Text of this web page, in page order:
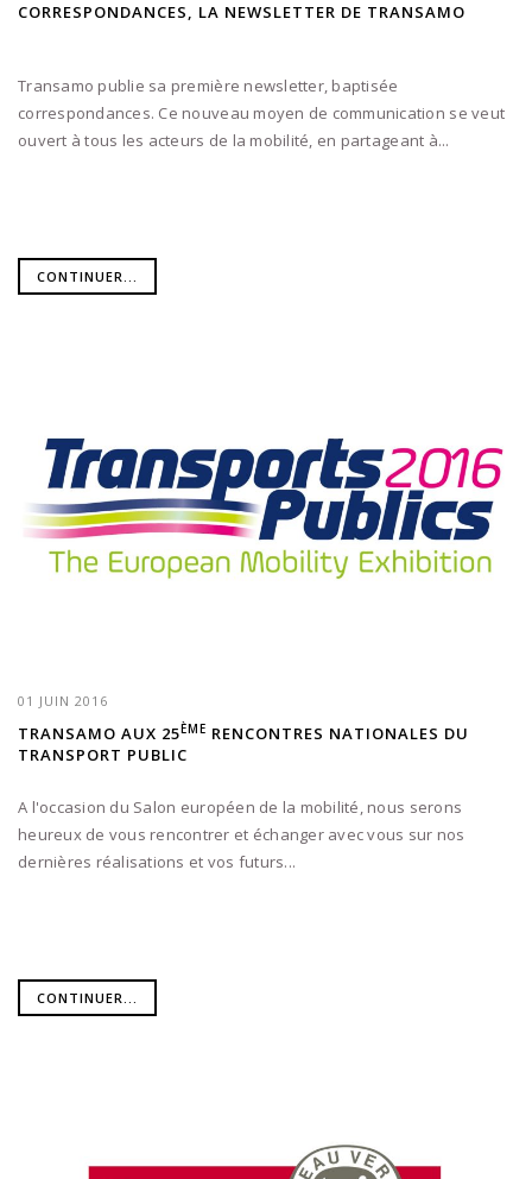
CORRESPONDANCES, LA NEWSLETTER DE TRANSAMO
Transamo publie sa première newsletter, baptisée
correspondances. Ce nouveau moyen de communication se veut
ouvert à tous les acteurs de la mobilité, en partageant à...
CONTINUER...
01 JUIN 2016
TRANSAMO AUX 25ÈME RENCONTRES NATIONALES DU
TRANSPORT PUBLIC
A l'occasion du Salon européen de la mobilité, nous serons
heureux de vous rencontrer et échanger avec vous sur nos
dernières réalisations et vos futurs...
CONTINUER...